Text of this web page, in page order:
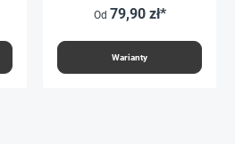
Od 79,90 zł*
Warianty